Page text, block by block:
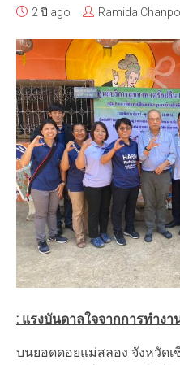
2 ปี ago Ramida
: แรงบันดาลใจจากการทำง
บนยอดดอยแม่สลอง จังหวัด